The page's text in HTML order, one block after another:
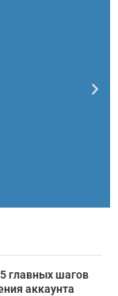
жизнь?
контроля
главных шагов
аккаунта